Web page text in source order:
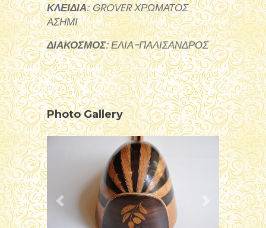
ΚΛΕΙΔΙΑ: GROVER ΧΡΩΜΑΤΟΣ
ΑΣΗΜΙ
ΔΙΑΚΟΣΜΟΣ: ΕΛΙΑ-ΠΑΛΙΣΑΝΔΡΟΣ
Photo Gallery